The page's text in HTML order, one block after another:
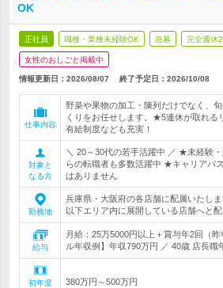
OK
正社員 職種・業種未経験OK 急募 完全週休
女性のおしごと掲載中
情報更新日：2026/08/07 終了予定日： 2026/10/08
仕事内容
野菜や果物の加工・陳列だけでなく、
くりをお任せします。★5連休が取れる
有給制度なども充実！
対象と
なる方
＼ 20～30代の若手活躍中 ／ ★未経験
らの転職者も多数活躍中 ★キャリアパ
はありません
勤務地
兵庫県・大阪府の各店舗に配属いたし
以下エリア内に展開している店舗へと配
給与
月給：25万5000円以上＋賞与年2回（
ル年収例】年収790万円 ／ 40歳 店長職
初年度
380万円～500万円